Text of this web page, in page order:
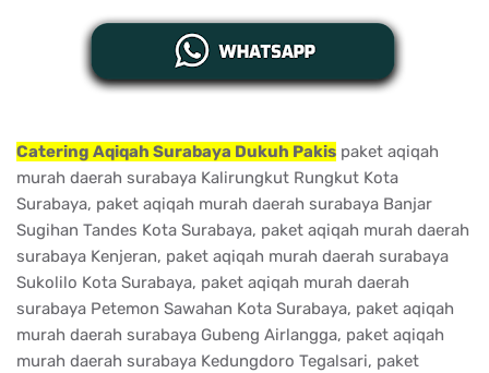
Catering Aqiqah Surabaya Dukuh Pakis paket aqiqah
murah daerah surabaya Kalirungkut Rungkut Kota
Surabaya, paket aqiqah murah daerah surabaya Banjar
Sugihan Tandes Kota Surabaya, paket aqiqah murah daerah
surabaya Kenjeran, paket aqiqah murah daerah surabaya
Sukolilo Kota Surabaya, paket aqiqah murah daerah
surabaya Petemon Sawahan Kota Surabaya, paket aqiqah
murah daerah surabaya Gubeng Airlangga, paket aqiqah
murah daerah surabaya Kedungdoro Tegalsari, paket